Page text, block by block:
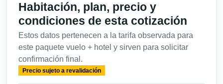
Habitación, plan, precio y
condiciones de esta cotización
Estos datos pertenecen a la tarifa observada para
este paquete vuelo + hotel y sirven para solicitar
confirmación final.
Precio sujeto a revalidación